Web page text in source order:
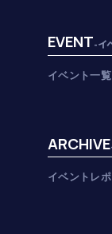
EVENT-イ
イベント一覧
ARCHIVE
イベントレ